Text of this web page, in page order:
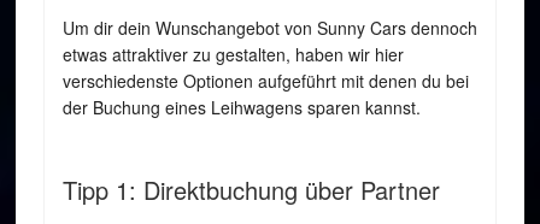
Um dir dein Wunschangebot von Sunny Cars dennoch
etwas attraktiver zu gestalten, haben wir hier
verschiedenste Optionen aufgeführt mit denen du bei
der Buchung eines Leihwagens sparen kannst.
Tipp 1: Direktbuchung über Partner